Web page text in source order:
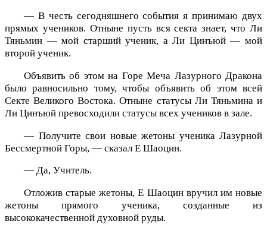
— В честь сегодняшнего события я принимаю двух
прямых учеников. Отныне пусть вся секта знает, что Ли
Тяньмин — мой старший ученик, а Ли Цинъюй — мой
второй ученик.
Объявить об этом на Горе Меча Лазурного Дракона
было равносильно тому, чтобы объявить об этом всей
Секте Великого Востока. Отныне статусы Ли Тяньмина и
Ли Цинъюй превосходили статусы всех учеников в зале.
— Получите свои новые жетоны ученика Лазурной
Бессмертной Горы, — сказал Е Шаоцин.
— Да, Учитель.
Отложив старые жетоны, Е Шаоцин вручил им новые
жетоны прямого ученика, созданные из
высококачественной духовной руды.